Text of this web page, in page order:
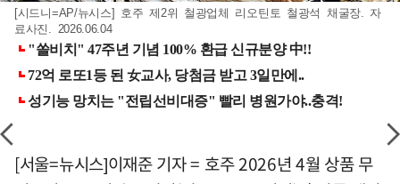
[시드니=AP/뉴시스] 호주 제2위 철광업체 리오틴토 철광석 채굴장. 자
료사진. 2026.06.04
[서울=뉴시스]이재준 기자 = 호주 2026년 4월 상품 무